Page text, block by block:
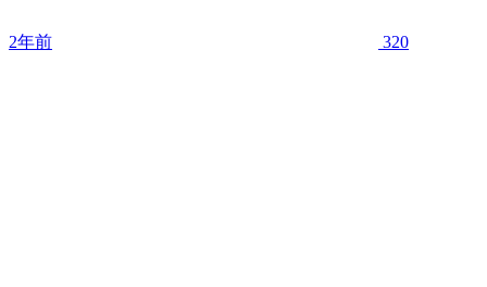
2年前 320